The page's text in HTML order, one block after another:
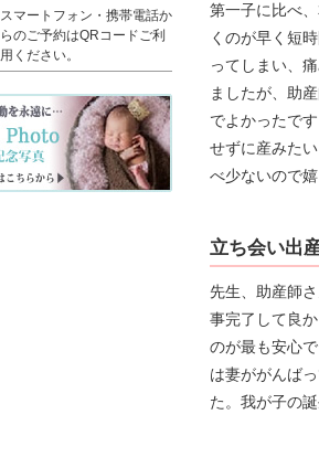
スマートフォン・携帯電話か
らのご予約はQRコードご利
用ください。
第一子に比べ
くのが早く短
ってしまい、
ましたが、助
でよかったで
せずに産みた
べ少ないので
立ち会い出
先生、助産師
事完了して良
のが最も安心
は妻ががんば
た。我が子の